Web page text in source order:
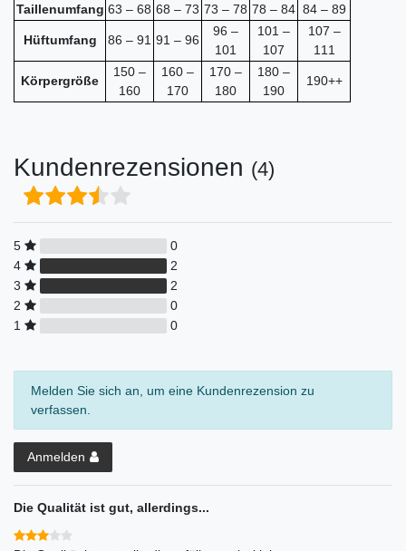
Taillenumfang 63 – 68 68 – 73 73 – 78 78 – 84 84 – 89
Hüftumfang 86 – 91 91 – 96
96 –
101
101 –
107
107 –
111
Körpergröße
150 –
160
160 –
170
170 –
180
180 –
190
190++
Kundenrezensionen (4)
5
0
4
2
3
2
2
0
1
0
Melden Sie sich an, um eine Kundenrezension zu
verfassen.
Anmelden
Die Qualität ist gut, allerdings...